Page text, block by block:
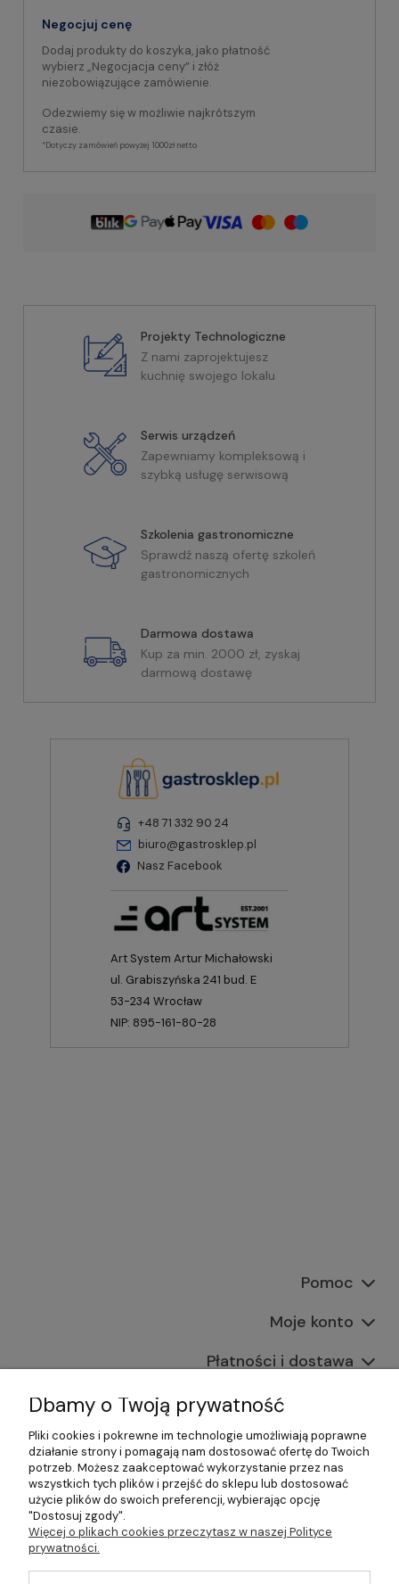
Negocjuj cenę
Dodaj produkty do koszyka, jako płatność
wybierz „Negocjacja ceny” i złóż
niezobowiązujące zamówienie.
Odezwiemy się w możliwie najkrótszym
czasie.
*Dotyczy zamówień powyżej 1000zł netto
Projekty Technologiczne
Z nami zaprojektujesz
kuchnię swojego lokalu
Serwis urządzeń
Zapewniamy kompleksową i
szybką usługę serwisową
Szkolenia gastronomiczne
Sprawdź naszą ofertę szkoleń
gastronomicznych
Darmowa dostawa
Kup za min. 2000 zł, zyskaj
darmową dostawę
+48 71 332 90 24
biuro@gastrosklep.pl
Nasz Facebook
Art System Artur Michałowski
ul. Grabiszyńska 241 bud. E
53-234 Wrocław
NIP: 895-161-80-28
Pomoc
Moje konto
Płatności i dostawa
Informacje
O nas
©2026 Wszelkie Prawa Zastrzeżone | Gastrosklep |
Wyposażenie gastronomii, restauracji oraz barów
Szablon Master byEcommercy
Dbamy o Twoją prywatność
Pliki cookies i pokrewne im technologie umożliwiają poprawne
działanie strony i pomagają nam dostosować ofertę do Twoich
potrzeb. Możesz zaakceptować wykorzystanie przez nas
wszystkich tych plików i przejść do sklepu lub dostosować
użycie plików do swoich preferencji, wybierając opcję
"Dostosuj zgody".
Więcej o plikach cookies przeczytasz w naszej Polityce
prywatności.